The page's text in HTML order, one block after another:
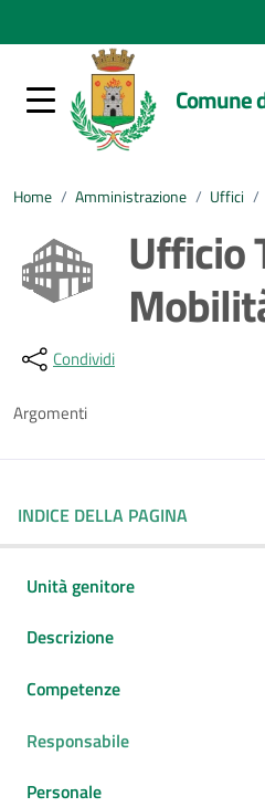
Comune
Home / Amministrazione / Uffici /
Ufficio
Condividi
Argomenti
INDICE DELLA PAGINA
Unità genitore
Descrizione
Competenze
Responsabile
Personale